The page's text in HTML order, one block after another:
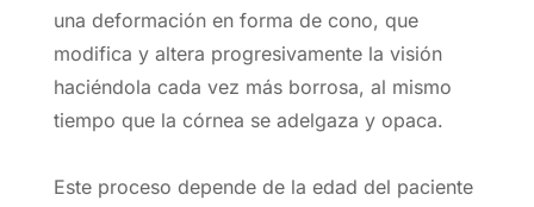
una deformación en forma de cono, que
modifica y altera progresivamente la visión
haciéndola cada vez más borrosa, al mismo
tiempo que la córnea se adelgaza y opaca.
Este proceso depende de la edad del paciente